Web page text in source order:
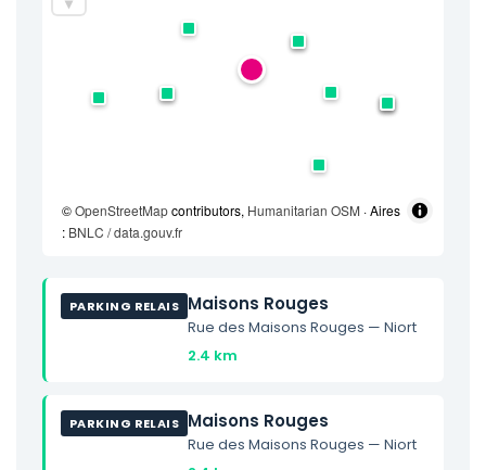
©OpenStreetMapcontributors, Humanitarian OSM · Aires
: BNLC / data.gouv.fr
PARKING RELAIS Maisons Rouges
Rue des Maisons Rouges — Niort
2.4 km
PARKING RELAIS Maisons Rouges
Rue des Maisons Rouges — Niort